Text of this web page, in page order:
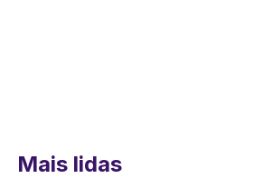
Mais lidas